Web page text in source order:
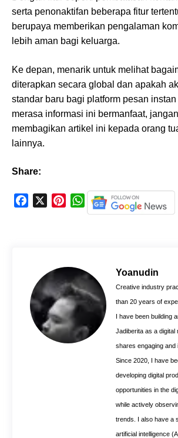
serta penonaktifan beberapa fitur
berupaya memberikan pengalaman
lebih aman bagi keluarga.
Ke depan, menarik untuk melihat
diterapkan secara global dan apakah
standar baru bagi platform pesan
merasa informasi ini bermanfaat,
membagikan artikel ini kepada orang
lainnya.
Share:
k
r
e
s
t
W
h
A
p
p
Yoanudin
Creative industry
than 20 years of
I have been building
Jadiberita as a digital
shares engaging and
Since 2020, I have
developing digital
opportunities in the
while actively
trends. I also have a
artificial intelligence